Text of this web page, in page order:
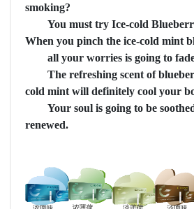
smoking?
You must try Ice-cold
When you pinch the ice-cold mint
all your worries is going to
The refreshing scent of
cold mint will definitely cool your
Your soul is going to be
renewed.